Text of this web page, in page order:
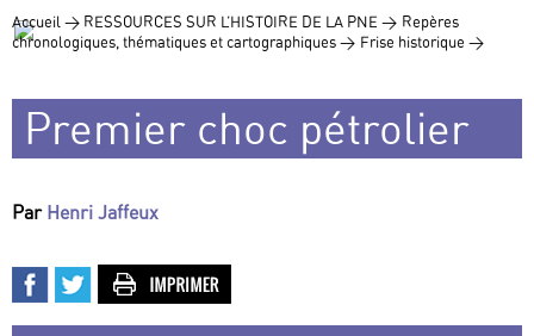
Accueil > RESSOURCES SUR L’HISTOIRE DE LA PNE > Repères
chronologiques, thématiques et cartographiques > Frise historique >
Premier choc pétrolier
Par Henri Jaffeux